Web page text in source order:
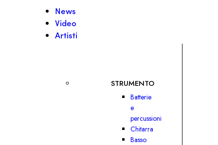
News
Video
Artisti
STRUMENTO
Batterie
e
percussioni
Chitarra
Basso